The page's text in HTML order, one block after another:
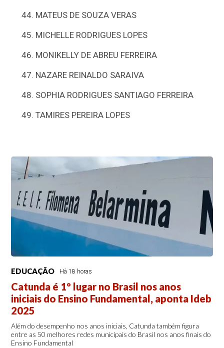
MATEUS DE SOUZA VERAS
MICHELLE RODRIGUES LOPES
MONIKELLY DE ABREU FERREIRA
NAZARE REINALDO SARAIVA
SOPHIA RODRIGUES SANTIAGO FERREIRA
TAMIRES PEREIRA LOPES
EDUCAÇÃO Há 18 horas
Catunda é 1º lugar no Brasil nos anos
iniciais do Ensino Fundamental, aponta Ideb
2025
Além do desempenho nos anos iniciais, Catunda também figura
entre as 50 melhores redes municipais do Brasil nos anos finais do
Ensino Fundamental